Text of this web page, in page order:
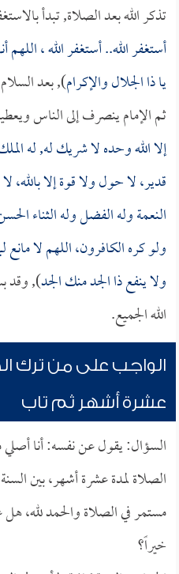
تذكر الله بعد الصلاة, تبدأ
أستغفر الله.. أستغفر الله ،
يا ذا الجلال والإكرام), بعد السلام
ثم الإمام ينصرف إلى الناس
إلا الله وحده لا شريك له, له
قدير، لا حول ولا قوة إلا بالله، لا
النعمة وله الفضل وله الثناء
ولو كره الكافرون، اللهم لا
ولا ينفع ذا الجد منك الجد), وقد
الله الجميع.
الواجب على من ترك
عشرة أشهر ثم تاب
السؤال: يقول عن نفسه: أنا
الصلاة لمدة عشرة أشهر، بين السنة
مستمر في الصلاة والحمد لله، هل
خيراً؟